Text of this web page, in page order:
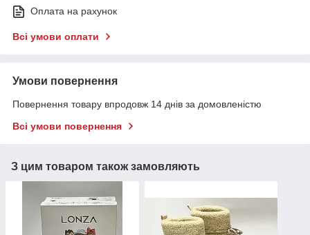
Оплата на рахунок
Всі умови оплати
Умови повернення
Повернення товару впродовж 14 днів за домовленістю
Всі умови повернення
З цим товаром також замовляють